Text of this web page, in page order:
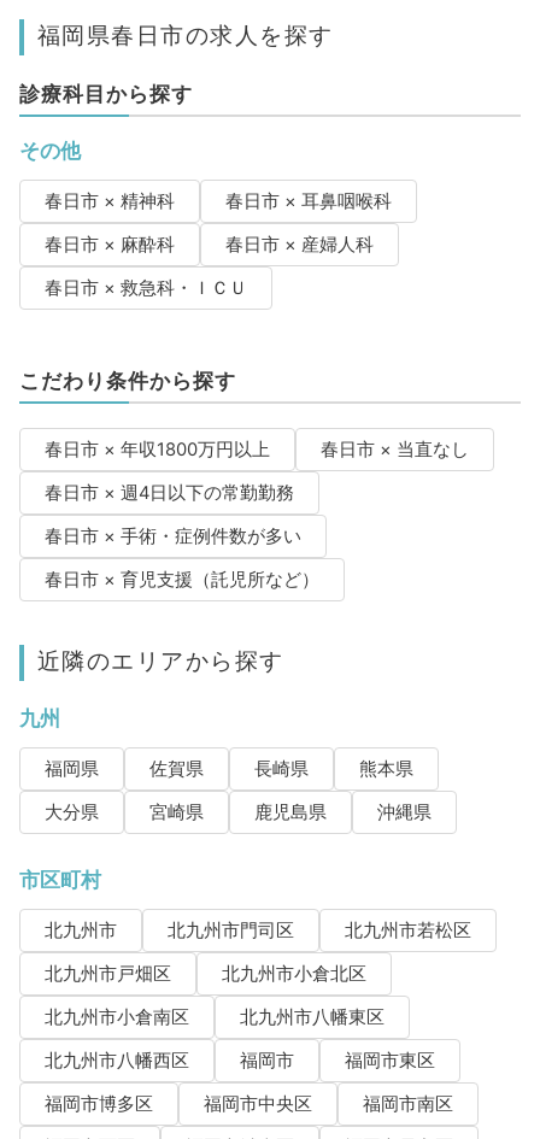
福岡県春日市の求人を探す
診療科目から探す
その他
春日市 × 精神科
春日市 × 耳鼻咽喉科
春日市 × 麻酔科
春日市 × 産婦人科
春日市 × 救急科・ＩＣＵ
こだわり条件から探す
春日市 × 年収1800万円以上
春日市 × 当直なし
春日市 × 週4日以下の常勤勤務
春日市 × 手術・症例件数が多い
春日市 × 育児支援（託児所など）
近隣のエリアから探す
九州
福岡県 佐賀県 長崎県
熊本県
大分県
宮崎県 鹿児島県 沖縄県
市区町村
北九州市 北九州市門司区
北九州市若松区
北九州市戸畑区
北九州市小倉北区
北九州市小倉南区
北九州市八幡東区
北九州市八幡西区
福岡市
福岡市東区
福岡市博多区
福岡市中央区
福岡市南区